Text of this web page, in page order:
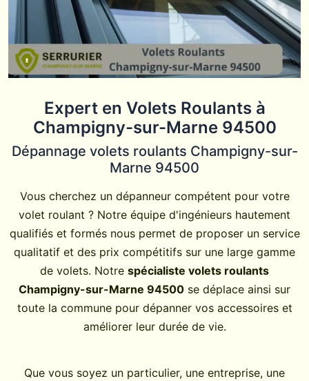
Expert en Volets Roulants à
Champigny-sur-Marne 94500
Dépannage volets roulants Champigny-sur-
Marne 94500
Vous cherchez un dépanneur compétent pour votre
volet roulant ? Notre équipe d'ingénieurs hautement
qualifiés et formés nous permet de proposer un service
qualitatif et des prix compétitifs sur une large gamme
de volets. Notre spécialiste volets roulants
Champigny-sur-Marne 94500 se déplace ainsi sur
toute la commune pour dépanner vos accessoires et
améliorer leur durée de vie.
Que vous soyez un particulier, une entreprise, une